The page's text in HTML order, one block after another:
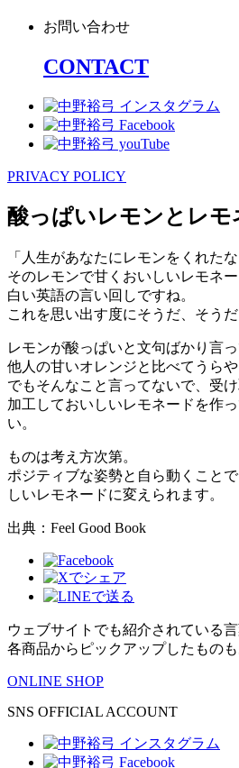
お問い合わせ
CONTACT
PRIVACY POLICY
酸っぱいレモンとレモ
「人生があなたにレモンをくれた
そのレモンで甘くおいしいレモネ
白い英語の言い回しですね。
これを思い出す度にそうだ、そうだ
レモンが酸っぱいと文句ばかり言
他人の甘いオレンジと比べてうら
でもそんなこと言ってないで、受
加工しておいしいレモネードを作
い。
ものは考え方次第。
ポジティブな姿勢と自ら動くこと
しいレモネードに変えられます。
出典：Feel Good Book
ウェブサイトでも紹介されている
各商品からピックアップしたものも
ONLINE SHOP
SNS OFFICIAL ACCOUNT